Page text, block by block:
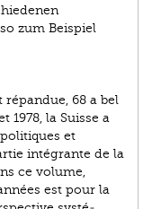
zum Beispiel
68 a bel
1978, la Suisse a
et
intégrante de la
ce volume,
est pour la